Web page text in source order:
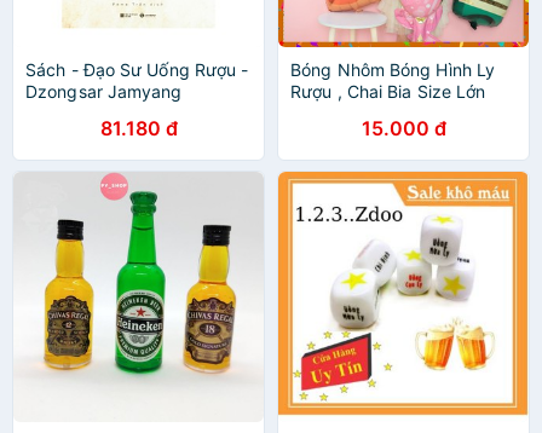
Sách - Đạo Sư Uống Rượu -
Dzongsar Jamyang
81.180 đ
Bóng Nhôm Bóng Hình Ly
Rượu , Chai Bia Size Lớn
15.000 đ